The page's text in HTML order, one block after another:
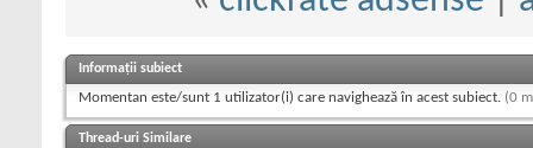
Informații subiect
Momentan este/sunt 1 utilizator(i) care navighează în acest subiect. (0
Thread-uri Similare